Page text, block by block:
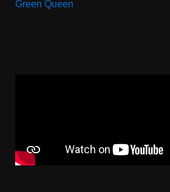
Green Queen